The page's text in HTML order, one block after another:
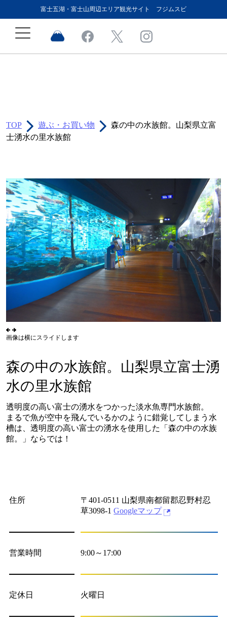
富士五湖・富士山周辺エリア観光サイト フジムスビ
TOP 遊ぶ・お買い物
森の中の水族館。山梨県立富
士湧水の里水族館
画像は横にスライドします
森の中の水族館。山梨県立富士湧
水の里水族館
透明度の高い富士の湧水をつかった淡水魚専門水族館。
まるで魚が空中を飛んでいるかのように錯覚してしまう水
槽は、透明度の高い富士の湧水を使用した「森の中の水族
館。」ならでは！
住所
〒401-0511 山梨県南都留郡忍野村忍
草3098-1Googleマップ
営業時間 9:00～17:00
定休日 火曜日